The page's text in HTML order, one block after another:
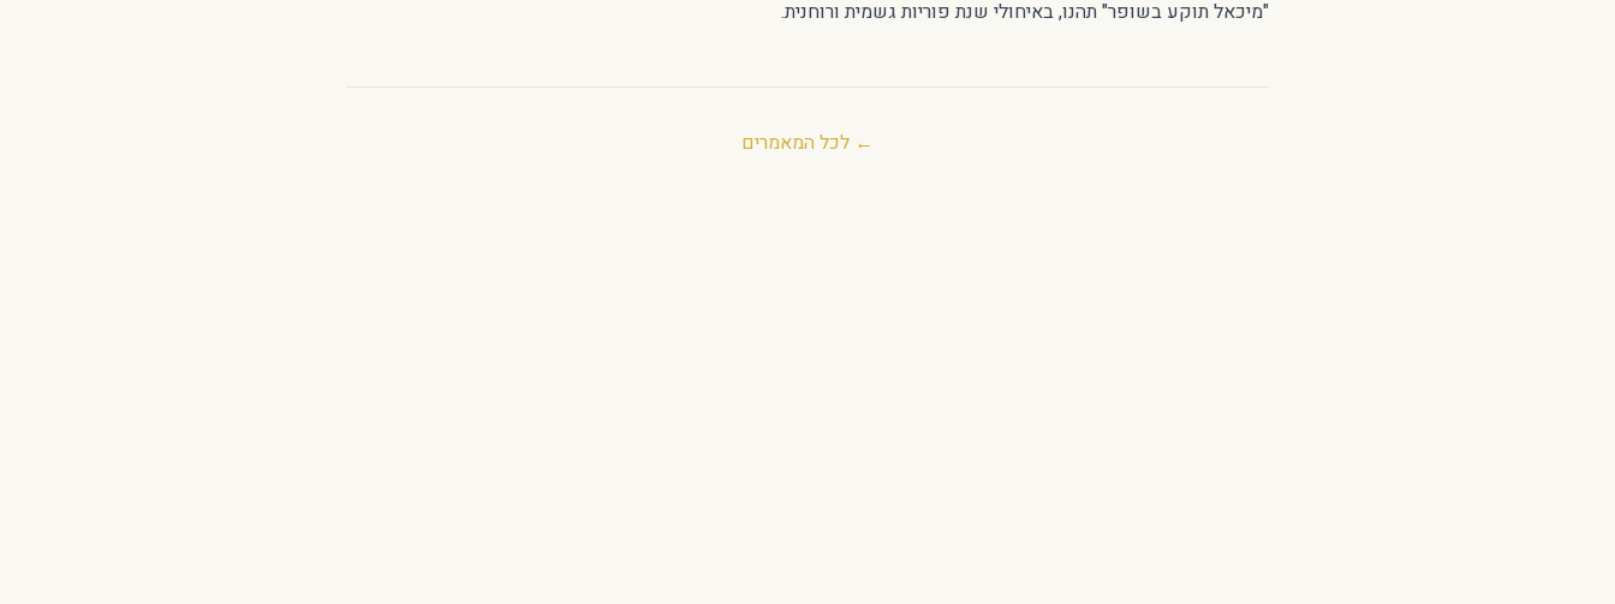
"מיכאל תוקע בשופר" תהנו, באיחולי שנת פוריות גשמית ורוחנית.
← לכל המאמרים